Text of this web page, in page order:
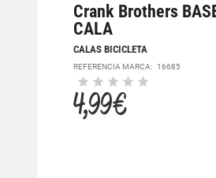
Crank Brothers
CALA
CALAS BICICLETA
REFERENCIA MARCA: 16685
4,99 €